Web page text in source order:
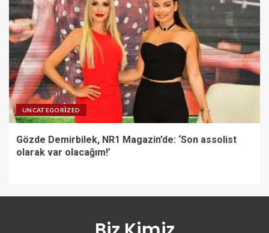
UNCATEGORIZED
Gözde Demirbilek, NR1 Magazin’de: ‘Son assolist
olarak var olacağım!’